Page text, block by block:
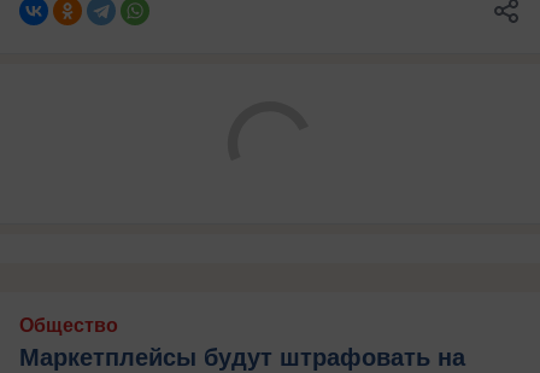
Общество
Маркетплейсы будут штрафовать на